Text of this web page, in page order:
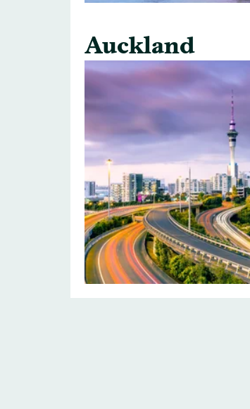
Auckland